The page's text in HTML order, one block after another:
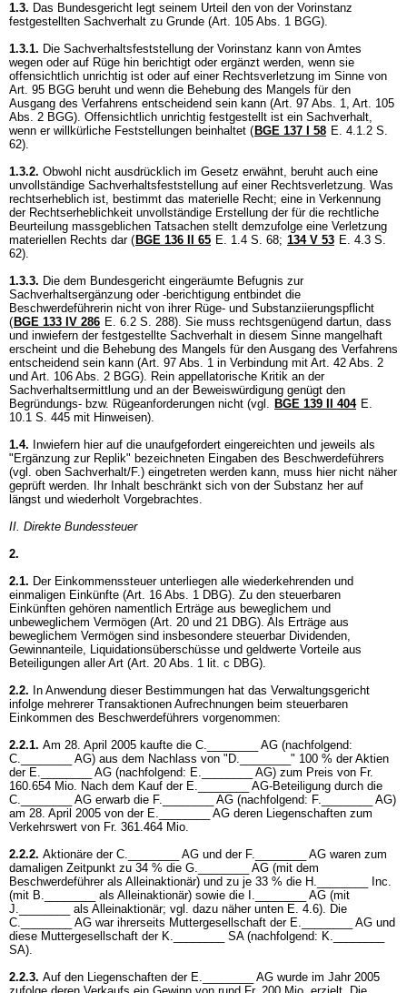
1.3. Das Bundesgericht legt seinem Urteil den von der Vorinstanz
festgestellten Sachverhalt zu Grunde (Art. 105 Abs. 1 BGG).
1.3.1. Die Sachverhaltsfeststellung der Vorinstanz kann von Amtes
wegen oder auf Rüge hin berichtigt oder ergänzt werden, wenn sie
offensichtlich unrichtig ist oder auf einer Rechtsverletzung im Sinne von
Art. 95 BGG beruht und wenn die Behebung des Mangels für den
Ausgang des Verfahrens entscheidend sein kann (Art. 97 Abs. 1, Art. 105
Abs. 2 BGG). Offensichtlich unrichtig festgestellt ist ein Sachverhalt,
wenn er willkürliche Feststellungen beinhaltet ( BGE 137 I 58 E. 4.1.2 S.
62).
1.3.2. Obwohl nicht ausdrücklich im Gesetz erwähnt, beruht auch eine
unvollständige Sachverhaltsfeststellung auf einer Rechtsverletzung. Was
rechtserheblich ist, bestimmt das materielle Recht; eine in Verkennung
der Rechtserheblichkeit unvollständige Erstellung der für die rechtliche
Beurteilung massgeblichen Tatsachen stellt demzufolge eine Verletzung
materiellen Rechts dar ( BGE 136 II 65 E. 1.4 S. 68; 134 V 53 E. 4.3 S.
62).
1.3.3. Die dem Bundesgericht eingeräumte Befugnis zur
Sachverhaltsergänzung oder -berichtigung entbindet die
Beschwerdeführerin nicht von ihrer Rüge- und Substanziierungspflicht
( BGE 133 IV 286 E. 6.2 S. 288). Sie muss rechtsgenügend dartun, dass
und inwiefern der festgestellte Sachverhalt in diesem Sinne mangelhaft
erscheint und die Behebung des Mangels für den Ausgang des Verfahrens
entscheidend sein kann (Art. 97 Abs. 1 in Verbindung mit Art. 42 Abs. 2
und Art. 106 Abs. 2 BGG). Rein appellatorische Kritik an der
Sachverhaltsermittlung und an der Beweiswürdigung genügt den
Begründungs- bzw. Rügeanforderungen nicht (vgl. BGE 139 II 404 E.
10.1 S. 445 mit Hinweisen).
1.4. Inwiefern hier auf die unaufgefordert eingereichten und jeweils als
"Ergänzung zur Replik" bezeichneten Eingaben des Beschwerdeführers
(vgl. oben Sachverhalt/F.) eingetreten werden kann, muss hier nicht näher
geprüft werden. Ihr Inhalt beschränkt sich von der Substanz her auf
längst und wiederholt Vorgebrachtes.
II. Direkte Bundessteuer
2.
2.1. Der Einkommenssteuer unterliegen alle wiederkehrenden und
einmaligen Einkünfte (Art. 16 Abs. 1 DBG). Zu den steuerbaren
Einkünften gehören namentlich Erträge aus beweglichem und
unbeweglichem Vermögen (Art. 20 und 21 DBG). Als Erträge aus
beweglichem Vermögen sind insbesondere steuerbar Dividenden,
Gewinnanteile, Liquidationsüberschüsse und geldwerte Vorteile aus
Beteiligungen aller Art (Art. 20 Abs. 1 lit. c DBG).
2.2. In Anwendung dieser Bestimmungen hat das Verwaltungsgericht
infolge mehrerer Transaktionen Aufrechnungen beim steuerbaren
Einkommen des Beschwerdeführers vorgenommen:
2.2.1. Am 28. April 2005 kaufte die C.________ AG (nachfolgend:
C.________ AG) aus dem Nachlass von "D.________" 100 % der Aktien
der E.________ AG (nachfolgend: E.________ AG) zum Preis von Fr.
160.654 Mio. Nach dem Kauf der E.________ AG-Beteiligung durch die
C.________ AG erwarb die F.________ AG (nachfolgend: F.________ AG)
am 28. April 2005 von der E.________ AG deren Liegenschaften zum
Verkehrswert von Fr. 361.464 Mio.
2.2.2. Aktionäre der C.________ AG und der F.________ AG waren zum
damaligen Zeitpunkt zu 34 % die G.________ AG (mit dem
Beschwerdeführer als Alleinaktionär) und zu je 33 % die H.________ Inc.
(mit B.________ als Alleinaktionär) sowie die I.________ AG (mit
J.________ als Alleinaktionär; vgl. dazu näher unten E. 4.6). Die
C.________ AG war ihrerseits Muttergesellschaft der E.________ AG und
diese Muttergesellschaft der K.________ SA (nachfolgend: K.________
SA).
2.2.3. Auf den Liegenschaften der E.________ AG wurde im Jahr 2005